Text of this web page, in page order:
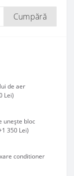
Cumpără
de aer
Lei)
unește bloc
350 Lei)
conditioner